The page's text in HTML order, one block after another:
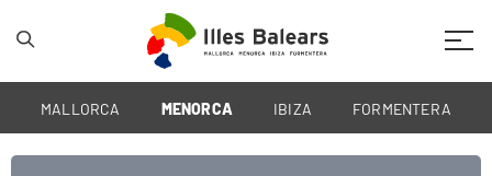
MALLORCA MENORCA IBIZA FORMENTERA